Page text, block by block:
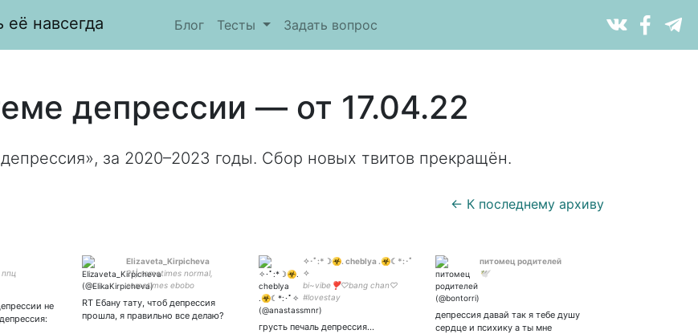
навсегда Блог Тесты Задать вопрос
депрессии — от 17.04.22
за 2020–2023 годы. Сбор новых твитов прекращён.
← К последнему архиву
ппц
не
Elizaveta_Kirpicheva
21| sometimes normal,
sometimes ebobo
RT Ебану тату, чтоб депрессия
прошла, я правильно все делаю?
✧･ﾟ:*☽☣︎. cheblya .☣︎☾*:･ﾟ
✧
bi~vibe❣️♡bang chan♡
#lovestay
грусть печаль депрессия...
питомец родителей
🕊
депрессия давай так я тебе душу
сердце и психику а ты мне